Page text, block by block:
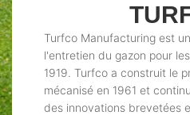
Turfco Manufacturing est
l'entretien du gazon pour
1919. Turfco a construit le
mécanisé en 1961 et
des innovations brevetées